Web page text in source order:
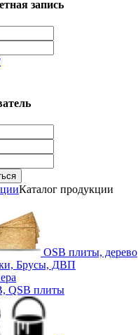
запись
Каталог продукции
OSB плиты, дерево
Брусы, ДВП
QSB плиты